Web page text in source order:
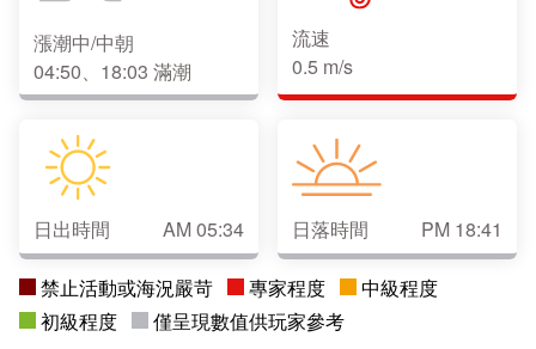
漲潮中/中朝
04:50、18:03 滿潮
流速
0.5 m/s
日出時間 AM 05:34 日落時間 PM 18:41
禁止活動或海況嚴苛 專家程度
中級程度
初級程度
僅呈現數值供玩家參考